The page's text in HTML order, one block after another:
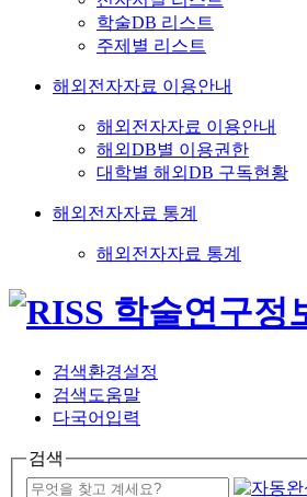
학술DB 리스트
주제별 리스트
해외전자자료 이용안내
해외전자자료 이용안내
해외DB별 이용권한
대학별 해외DB 구독현황
해외전자자료 통계
해외전자자료 통계
검색환경설정
검색도움말
다국어입력
검색